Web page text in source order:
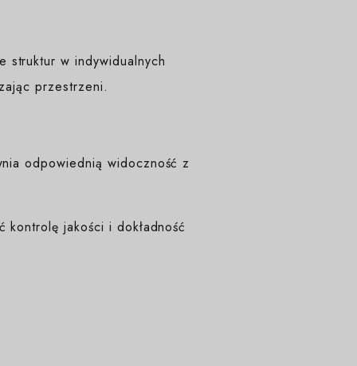
struktur w indywidualnych
przestrzeni.
odpowiednią widoczność z
jakości i dokładność